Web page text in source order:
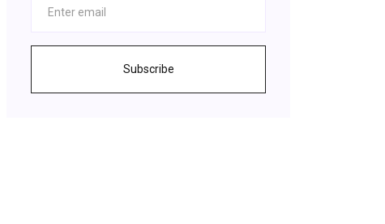
Subscribe